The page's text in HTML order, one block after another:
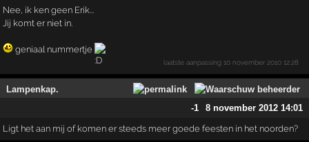
Nee, ik ken geen Erik...
Jij komt er niet in.
geniaal nummertje
laatste aanpassing10 november 2010 12:28
Lampenkap.
-1
8 november 2012 14:01
Ligt het aan mij of komen er steeds meer goede feesten in het noorden?